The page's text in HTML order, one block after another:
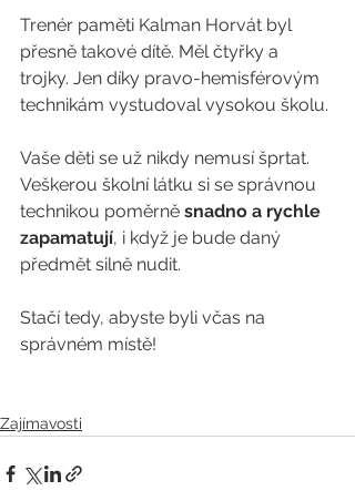
Trenér paměti Kalman Horvát byl
přesně takové dítě. Měl čtyřky a
trojky. Jen díky pravo-hemisférovým
technikám vystudoval vysokou školu.
Vaše děti se už nikdy nemusí šprtat.
Veškerou školní látku si se správnou
technikou poměrně snadno a rychle
zapamatují, i když je bude daný
předmět silně nudit.
Stačí tedy, abyste byli včas na
správném místě!
Zajímavosti